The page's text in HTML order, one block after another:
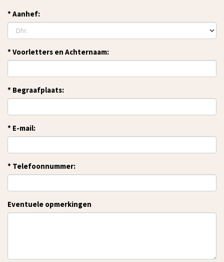
*Aanhef:
*Voorletters en Achternaam:
* Begraafplaats:
* E-mail:
* Telefoonnummer:
Eventuele opmerkingen